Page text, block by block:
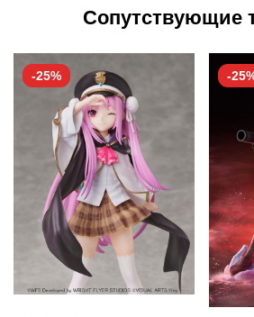
Сопутствующие
-25% -